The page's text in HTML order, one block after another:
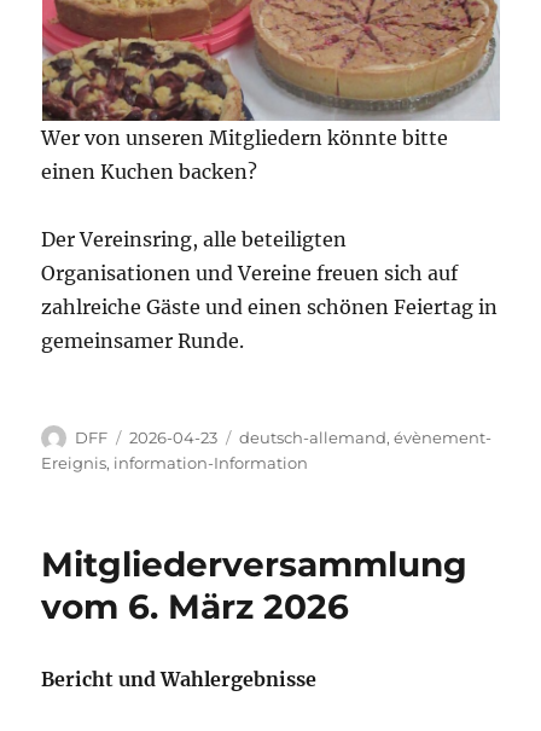
Wer von unseren Mitgliedern könnte bitte
einen Kuchen backen?
Der Vereinsring, alle beteiligten
Organisationen und Vereine freuen sich auf
zahlreiche Gäste und einen schönen Feiertag in
gemeinsamer Runde.
Autor
DFF
Veröffentlicht
am
2026-04-23 Kategorien
deutsch-allemand,évènement-
Ereignis, information-Information
Mitgliederversammlung
vom 6. März 2026
Bericht und Wahlergebnisse